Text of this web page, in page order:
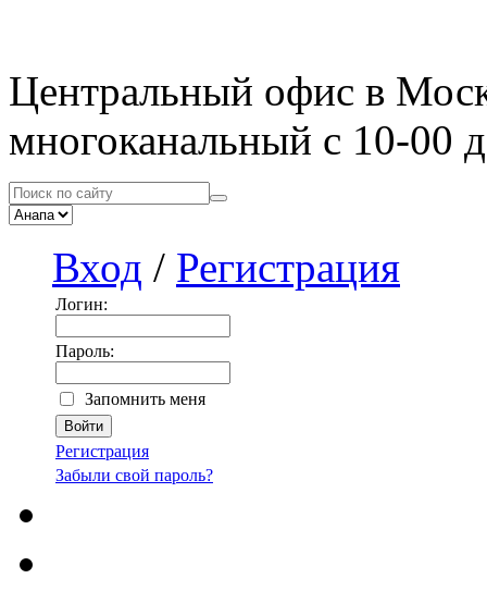
Центральный офис в
многоканальный с 10-00
Вход / Регистрация
Логин:
Пароль:
Запомнить меня
Регистрация
Забыли свой пароль?